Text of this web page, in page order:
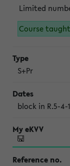
Limited
Course
S+Pr
block in R.5-4-